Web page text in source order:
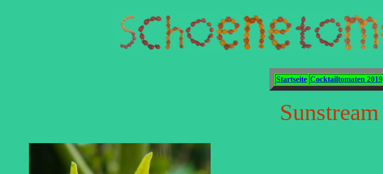
Startseite Cocktailtomaten 2019
Sunstream